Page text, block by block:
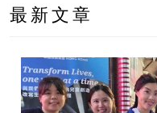
最新文章